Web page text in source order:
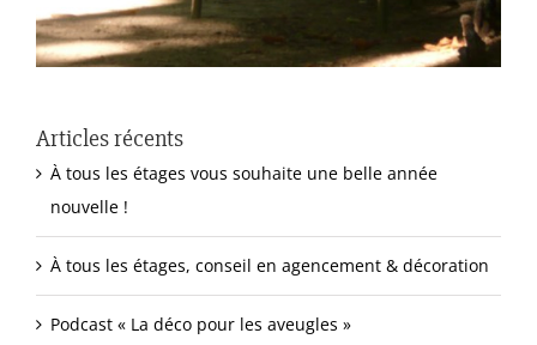
Articles récents
À tous les étages vous souhaite une belle année
nouvelle !
À tous les étages, conseil en agencement & décoration
Podcast « La déco pour les aveugles »